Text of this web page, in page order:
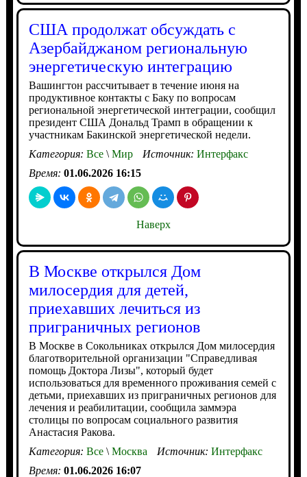
США продолжат обсуждать с
Азербайджаном региональную
энергетическую интеграцию
Вашингтон рассчитывает в течение июня на
продуктивное контакты с Баку по вопросам
региональной энергетической интеграции, сообщил
президент США Дональд Трамп в обращении к
участникам Бакинской энергетической недели.
Категория: Все\Мир Источник: Интерфакс
Время: 01.06.2026 16:15
Наверх
В Москве открылся Дом
милосердия для детей,
приехавших лечиться из
приграничных регионов
В Москве в Сокольниках открылся Дом милосердия
благотворительной организации "Справедливая
помощь Доктора Лизы", который будет
использоваться для временного проживания семей с
детьми, приехавших из приграничных регионов для
лечения и реабилитации, сообщила заммэра
столицы по вопросам социального развития
Анастасия Ракова.
Категория: Все\Москва Источник: Интерфакс
Время: 01.06.2026 16:07